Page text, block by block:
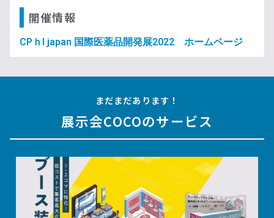
開催情報
CPｈI japan 国際医薬品開発展2022 ホームページ
まだまだあります！
展示会COCOのサービス